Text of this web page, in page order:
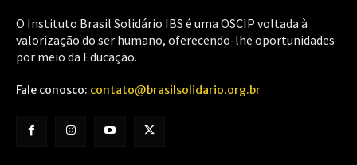
O Instituto Brasil Solidário IBS é uma OSCIP voltada à
valorização do ser humano, oferecendo-lhe oportunidades
por meio da Educação.
Fale conosco: contato@brasilsolidario.org.br